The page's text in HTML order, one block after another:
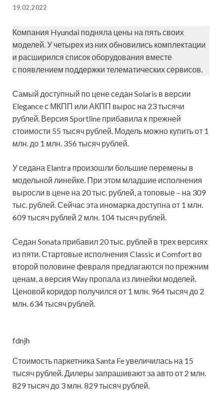
19.02.2022
Компания Hyundai подняла цены на пять своих
моделей. У четырех из них обновились комплектации
и расширился список оборудования вместе
с появлением поддержки телематических сервисов.
Самый доступный по цене седан Solaris в версии
Elegance с МКПП или АКПП вырос на 23 тысячи
рублей. Версия Sportline прибавила к прежней
стоимости 55 тысяч рублей. Модель можно купить от 1
млн. до 1 млн. 356 тысяч рублей.
У седана Elantra произошли большие перемены в
модельной линейке. При этом младшие исполнения
выросли в цене на 20 тыс. рублей, а топовые – на 309
тыс. рублей. Сейчас эта иномарка доступна от 1 млн.
609 тысяч рублей 2 млн. 104 тысяч рублей.
Седан Sonata прибавил 20 тыс. рублей в трех версиях
из пяти. Стартовые исполнения Classic и Comfort во
второй половине февраля предлагаются по прежним
ценам, а версия Way пропала из линейки моделей.
Ценовой коридор получился от 1 млн. 964 тысяч до 2
млн. 634 тысяч рублей.
fdnjh
Стоимость паркетника Santa Fe увеличилась на 15
тысяч рублей. Дилеры запрашивают за авто от 2 млн.
829 тысяч до 3 млн. 829 тысяч рублей.